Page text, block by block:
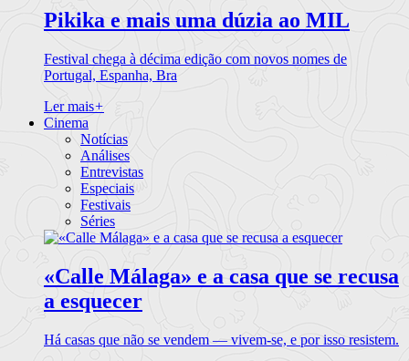
Pikika e mais uma dúzia ao MIL
Festival chega à décima edição com novos nomes de
Portugal, Espanha, Bra
Ler mais+
Cinema
Notícias
Análises
Entrevistas
Especiais
Festivais
Séries
«Calle Málaga» e a casa que se recusa
a esquecer
Há casas que não se vendem — vivem-se, e por isso resistem.